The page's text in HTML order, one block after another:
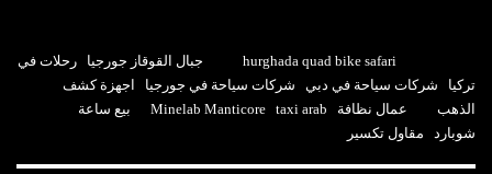
hurghada quad bike safari جبال القوقاز جورجيا
رحلات في
تركيا
شركات سياحة في دبي شركات سياحة في جورجيا
اجهزة كشف
الذهب
عمال نظافة Minelab Manticore taxi arab
بيع ساعة
شوبارد
مقاول تكسير